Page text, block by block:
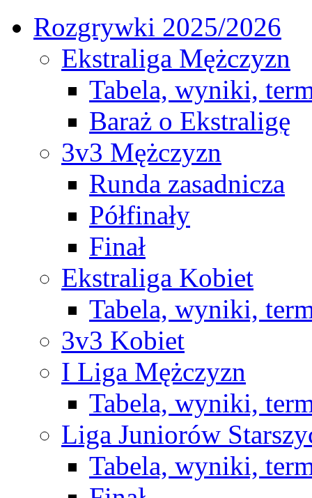
Rozgrywki 2025/2026
Ekstraliga Mężczyzn
Tabela, wyniki,
Baraż o Ekstraligę
3v3 Mężczyzn
Runda zasadnicza
Półfinały
Finał
Ekstraliga Kobiet
Tabela, wyniki,
3v3 Kobiet
I Liga Mężczyzn
Tabela, wyniki,
Liga Juniorów
Tabela, wyniki,